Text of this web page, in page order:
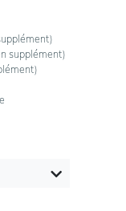
supplément)